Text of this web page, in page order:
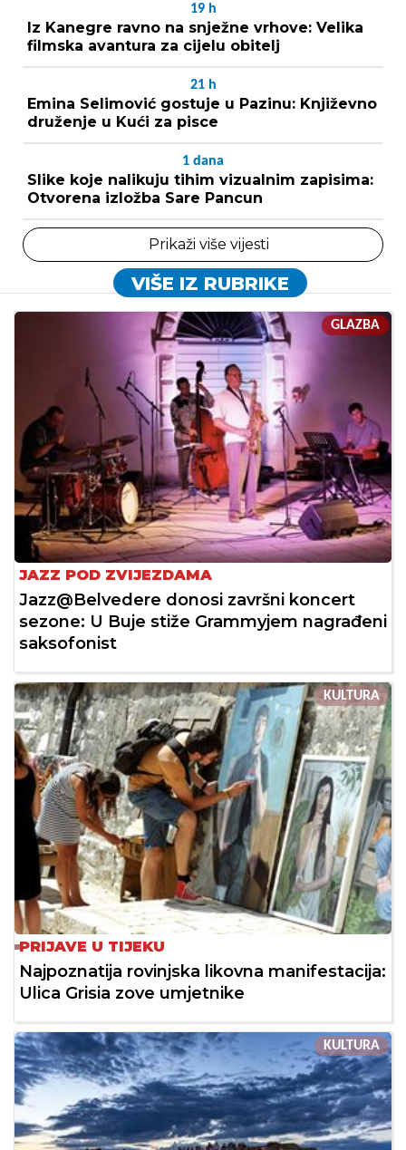
19 h
Iz Kanegre ravno na snježne vrhove: Velika
filmska avantura za cijelu obitelj
21 h
Emina Selimović gostuje u Pazinu: Književno
druženje u Kući za pisce
1 dana
Slike koje nalikuju tihim vizualnim zapisima:
Otvorena izložba Sare Pancun
Prikaži više vijesti
VIŠE IZ RUBRIKE
GLAZBA
JAZZ POD ZVIJEZDAMA
Jazz@Belvedere donosi završni koncert
sezone: U Buje stiže Grammyjem nagrađeni
saksofonist
KULTURA
PRIJAVE U TIJEKU
Najpoznatija rovinjska likovna manifestacija:
Ulica Grisia zove umjetnike
KULTURA